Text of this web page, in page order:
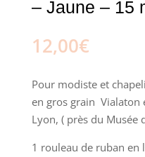
– Jaune – 15
12,00€
Pour modiste et
en gros grain Vialaton
Lyon, ( près du Musée
1 rouleau de ruban en